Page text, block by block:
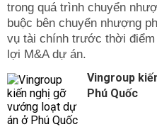
trong quá trình chuyển
buộc bên chuyển nhượng
vụ tài chính trước thời
lợi M&A dự án.
Vingroup
Phú Quốc